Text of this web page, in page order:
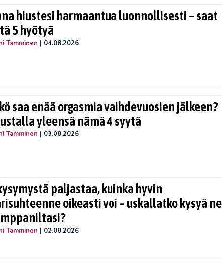
hiustesi harmaantua luonnollisesti – saat
5 hyötyä
Tamminen | 04.08.2026
saa enää orgasmia vaihdevuosien jälkeen?
yleensä nämä 4 syytä
Tamminen | 03.08.2026
paljastaa, kuinka hyvin
oikeasti voi – uskallatko kysyä ne
Tamminen | 02.08.2026